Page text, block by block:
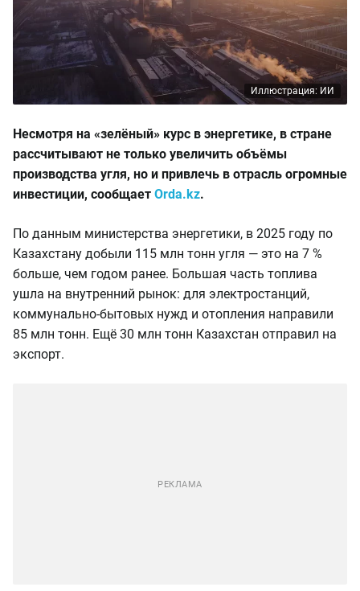
Иллюстрация: ИИ
Несмотря на «зелёный» курс в энергетике, в стране
рассчитывают не только увеличить объёмы
производства угля, но и привлечь в отрасль огромные
инвестиции, сообщает Orda.kz.
По данным министерства энергетики, в 2025 году по
Казахстану добыли 115 млн тонн угля — это на 7 %
больше, чем годом ранее. Большая часть топлива
ушла на внутренний рынок: для электростанций,
коммунально-бытовых нужд и отопления направили
85 млн тонн. Ещё 30 млн тонн Казахстан отправил на
экспорт.